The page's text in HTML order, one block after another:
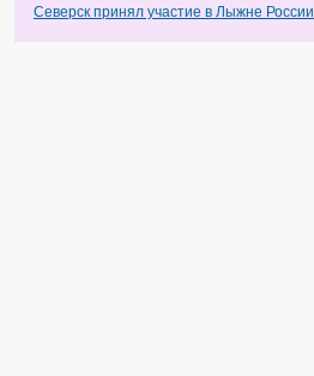
Северск принял участие в Лыжне России